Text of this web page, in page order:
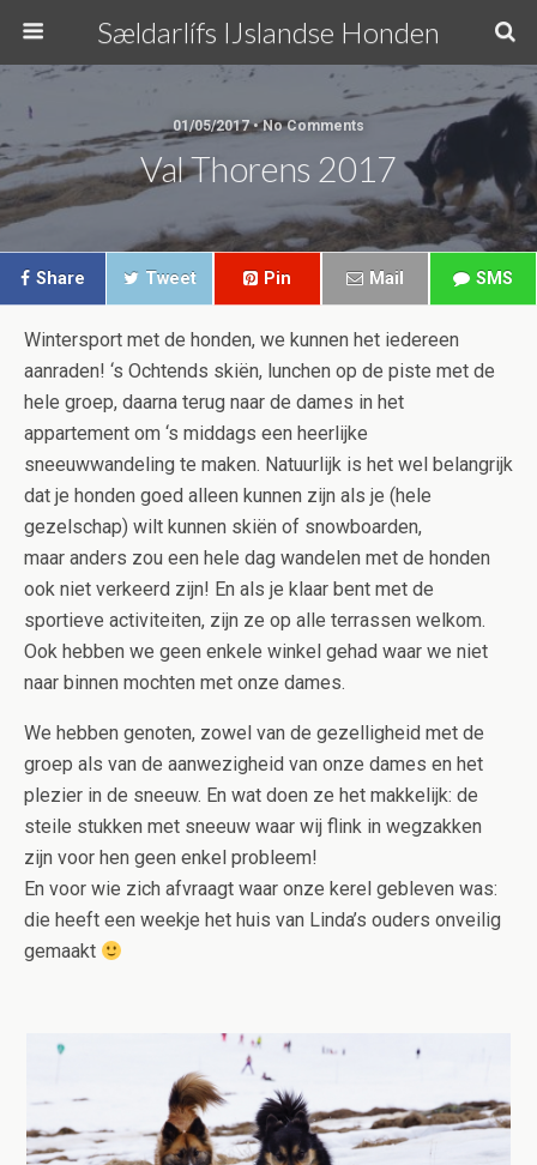
Sældarlífs IJslandse Honden
01/05/2017 • No Comments
Val Thorens 2017
Share Tweet Pin Mail SMS
Wintersport met de honden, we kunnen het iedereen
aanraden! ‘s Ochtends skiën, lunchen op de piste met de
hele groep, daarna terug naar de dames in het
appartement om ‘s middags een heerlijke
sneeuwwandeling te maken. Natuurlijk is het wel belangrijk
dat je honden goed alleen kunnen zijn als je (hele
gezelschap) wilt kunnen skiën of snowboarden,
maar anders zou een hele dag wandelen met de honden
ook niet verkeerd zijn! En als je klaar bent met de
sportieve activiteiten, zijn ze op alle terrassen welkom.
Ook hebben we geen enkele winkel gehad waar we niet
naar binnen mochten met onze dames.
We hebben genoten, zowel van de gezelligheid met de
groep als van de aanwezigheid van onze dames en het
plezier in de sneeuw. En wat doen ze het makkelijk: de
steile stukken met sneeuw waar wij flink in wegzakken
zijn voor hen geen enkel probleem!
En voor wie zich afvraagt waar onze kerel gebleven was:
die heeft een weekje het huis van Linda’s ouders onveilig
gemaakt